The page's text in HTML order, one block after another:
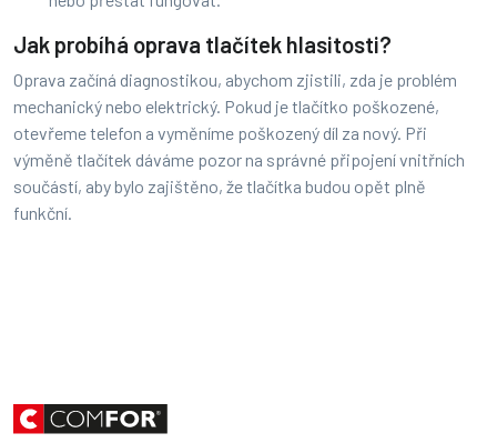
Jak probíhá oprava tlačítek hlasitosti?
Oprava začíná diagnostikou, abychom zjistili, zda je problém
mechanický nebo elektrický. Pokud je tlačítko poškozené,
otevřeme telefon a vyměníme poškozený díl za nový. Při
výměně tlačítek dáváme pozor na správné připojení vnitřních
součástí, aby bylo zajištěno, že tlačítka budou opět plně
funkční.